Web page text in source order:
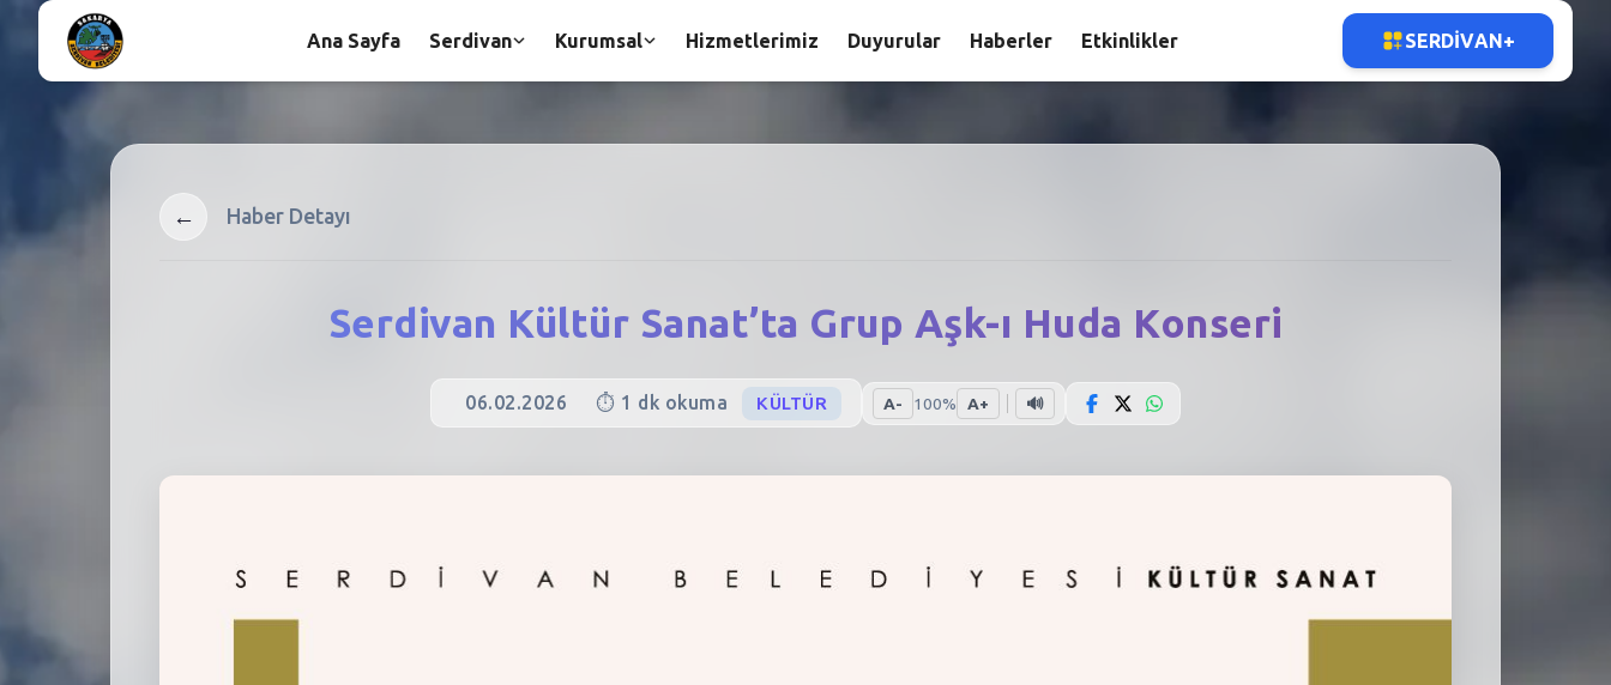
← Haber Detayı
Serdivan Kültür Sanat’ta Grup Aşk-ı Huda Konseri
06.02.2026 ⏱️ 1 dk okuma KÜLTÜR A- 100% A+ 🔊
Ana Sayfa Serdivan Kurumsal Hizmetlerimiz Duyurular Haberler Etkinlikler SERDIVAN+